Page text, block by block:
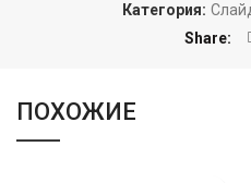
Категория:
Share
ПОХОЖИЕ